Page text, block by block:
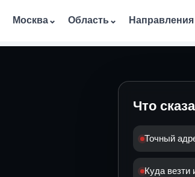
Москва⌄ Область ⌄ Направления
Что
Точный
Куда